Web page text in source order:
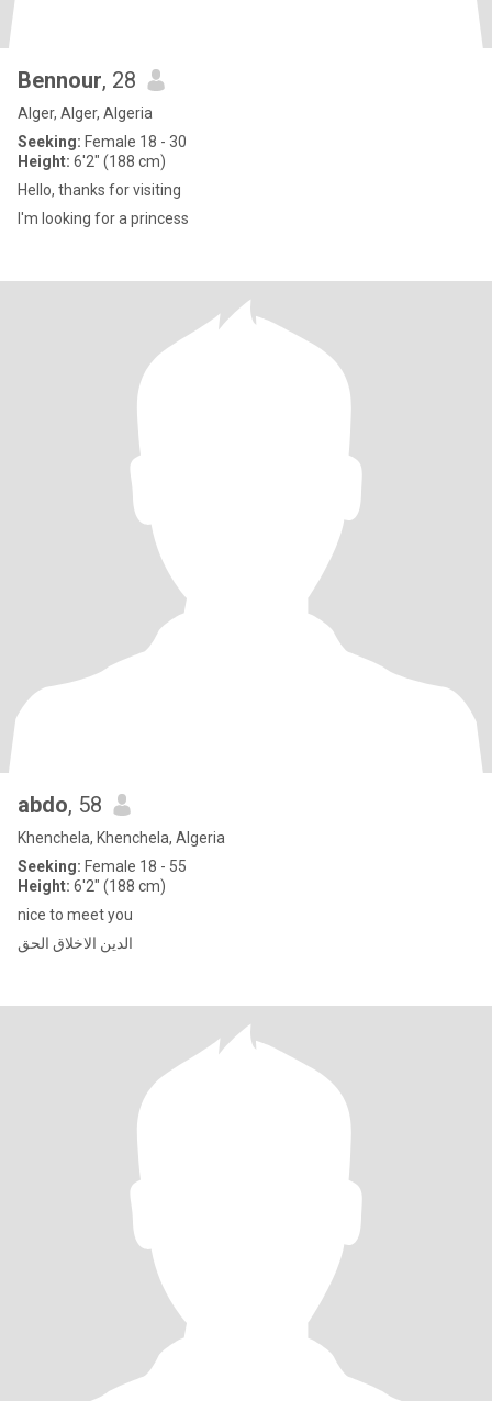
Bennour, 28
Alger, Alger, Algeria
Seeking: Female 18 - 30
Height: 6'2" (188 cm)
Hello, thanks for visiting
I'm looking for a princess
abdo, 58
Khenchela, Khenchela, Algeria
Seeking: Female 18 - 55
Height: 6'2" (188 cm)
nice to meet you
الدين الاخلاق الحق